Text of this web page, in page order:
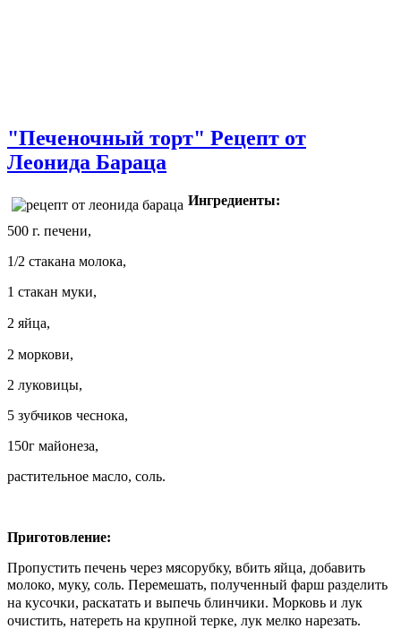
"Печеночный торт" Рецепт от
Леонида Бараца
Ингредиенты:
500 г. печени,
1/2 стакана молока,
1 стакан муки,
2 яйца,
2 моркови,
2 луковицы,
5 зубчиков чеснока,
150г майонеза,
растительное масло, соль.
Приготовление:
Пропустить печень через мясорубку, вбить яйца, добавить
молоко, муку, соль. Перемешать, полученный фарш разделить
на кусочки, раскатать и выпечь блинчики. Морковь и лук
очистить, натереть на крупной терке, лук мелко нарезать.